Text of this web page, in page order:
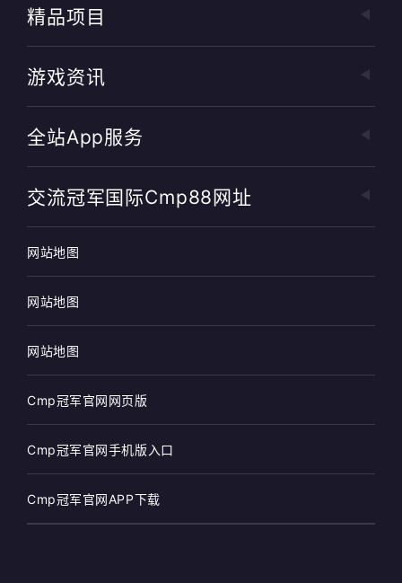
精品项目
游戏资讯
全站app服务
交流冠军国际cmp88网址
网站地图
网站地图
网站地图
Cmp冠军官网网页版
Cmp冠军官网手机版入口
Cmp冠军官网APP下载